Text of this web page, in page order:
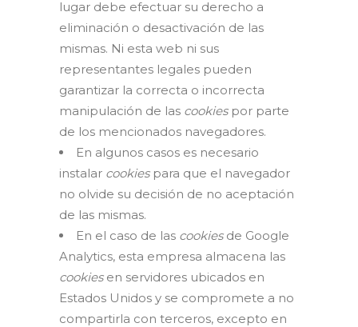
lugar debe efectuar su derecho a
eliminación o desactivación de las
mismas. Ni esta web ni sus
representantes legales pueden
garantizar la correcta o incorrecta
manipulación de las cookiespor parte
de los mencionados navegadores.
En algunos casos es necesario
instalar cookiespara que el navegador
no olvide su decisión de no aceptación
de las mismas.
En el caso de las cookiesde Google
Analytics, esta empresa almacena las
cookiesen servidores ubicados en
Estados Unidos y se compromete a no
compartirla con terceros, excepto en